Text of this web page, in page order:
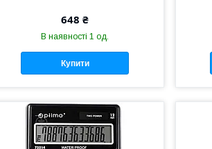
648 ₴
В наявності 1 од.
Купити